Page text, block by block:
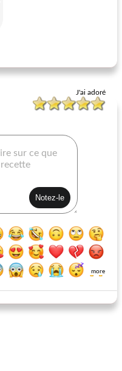
J'ai adoré
more